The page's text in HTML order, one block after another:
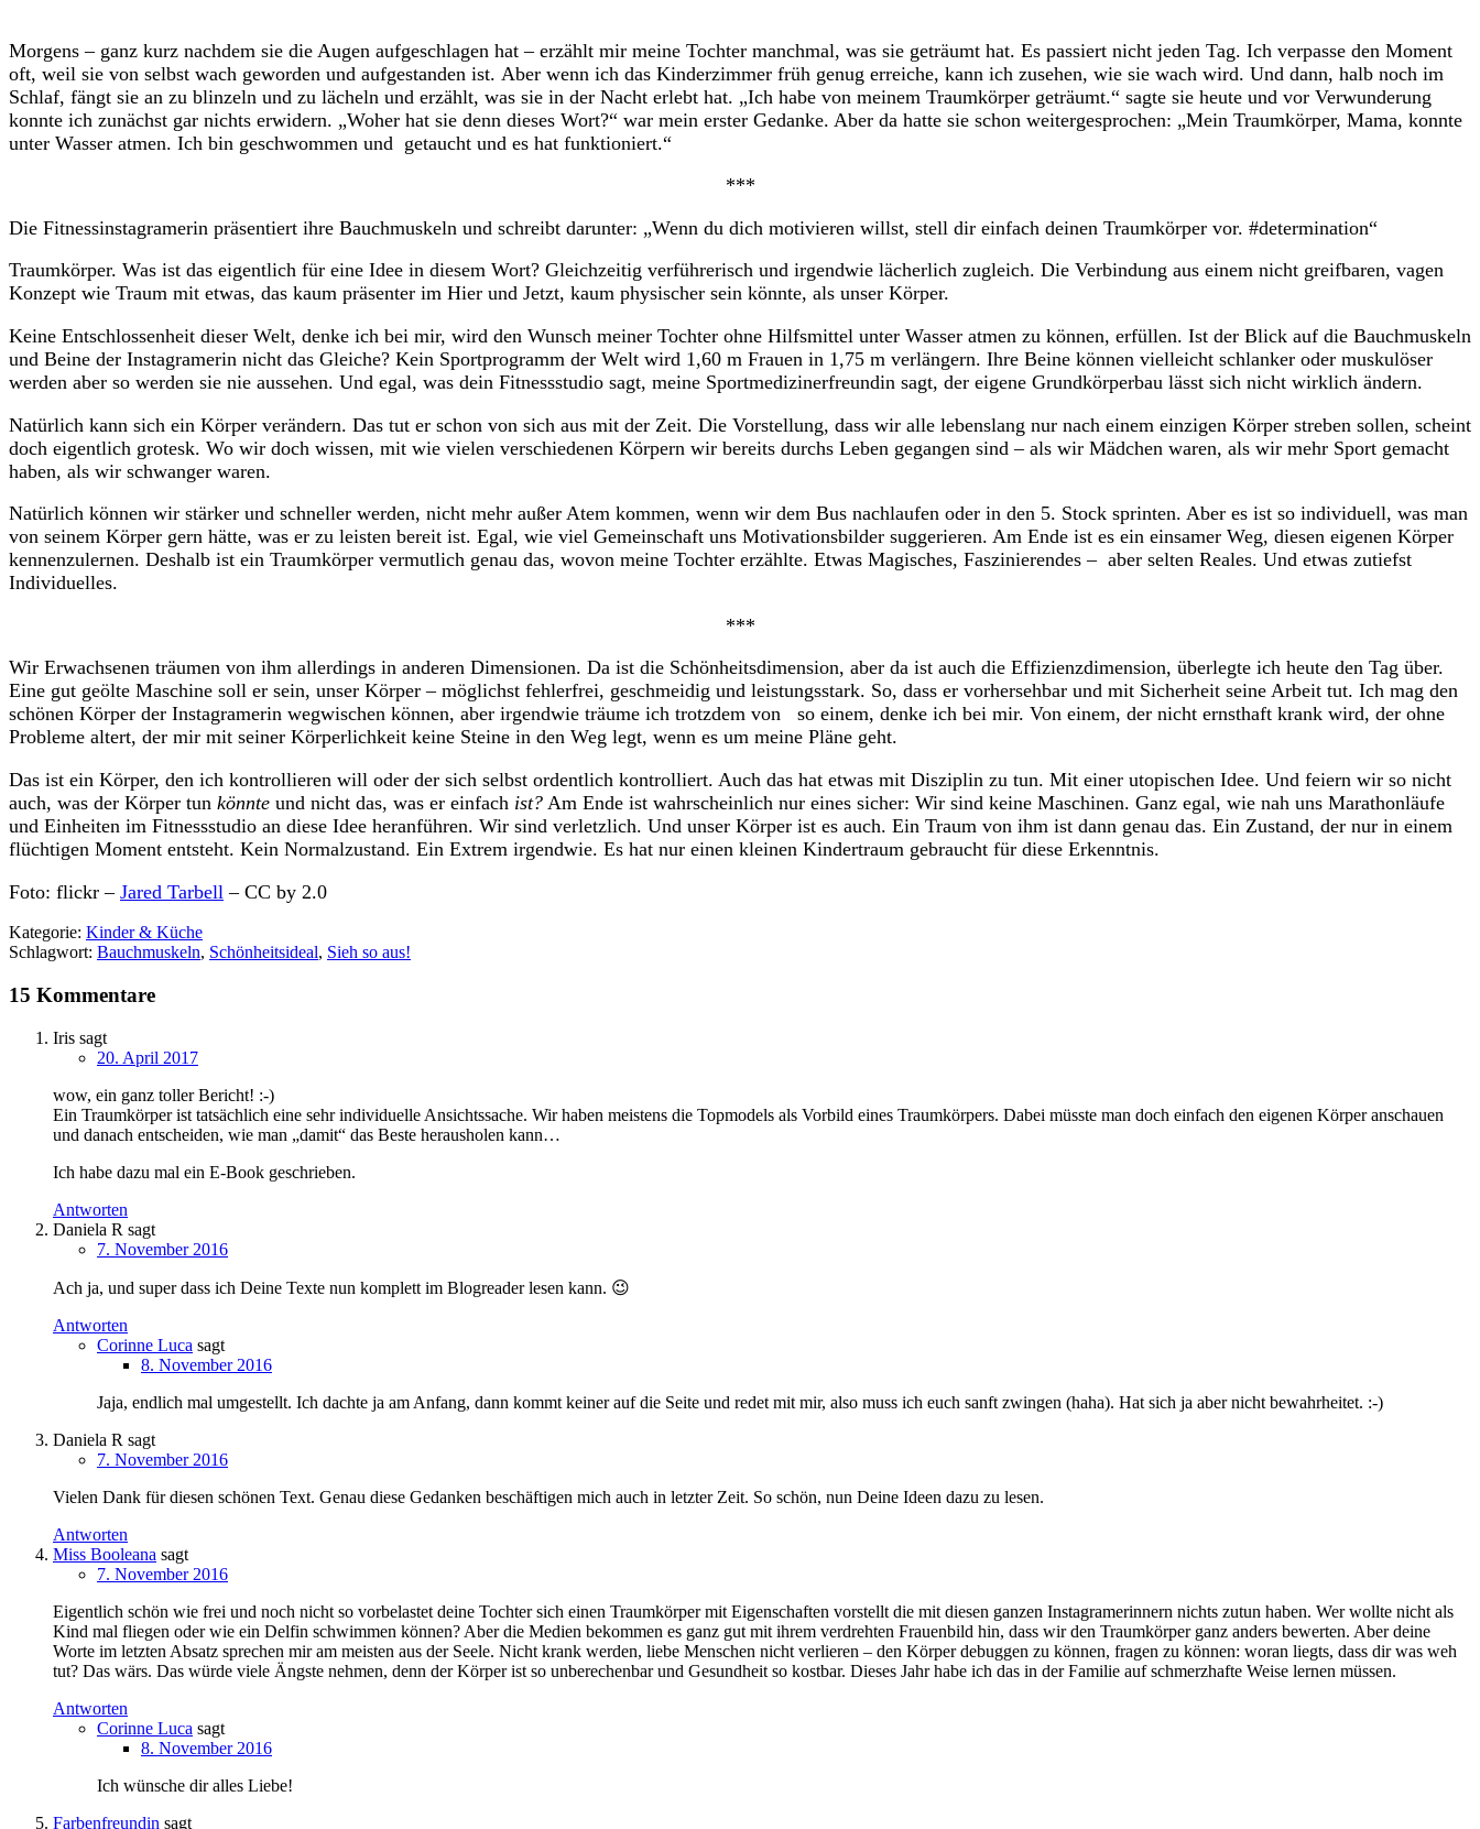
Morgens – ganz kurz nachdem sie die Augen aufgeschlagen hat – erzählt mir meine Tochter manchmal, was sie geträumt hat. Es passiert nicht jeden Tag. Ich verpasse den Moment
oft, weil sie von selbst wach geworden und aufgestanden ist. Aber wenn ich das Kinderzimmer früh genug erreiche, kann ich zusehen, wie sie wach wird. Und dann, halb noch im
Schlaf, fängt sie an zu blinzeln und zu lächeln und erzählt, was sie in der Nacht erlebt hat. „Ich habe von meinem Traumkörper geträumt.“ sagte sie heute und vor Verwunderung
konnte ich zunächst gar nichts erwidern. „Woher hat sie denn dieses Wort?“ war mein erster Gedanke. Aber da hatte sie schon weitergesprochen: „Mein Traumkörper, Mama, konnte
unter Wasser atmen. Ich bin geschwommen und getaucht und es hat funktioniert.“
***
Die Fitnessinstagramerin präsentiert ihre Bauchmuskeln und schreibt darunter: „Wenn du dich motivieren willst, stell dir einfach deinen Traumkörper vor. #determination“
Traumkörper. Was ist das eigentlich für eine Idee in diesem Wort? Gleichzeitig verführerisch und irgendwie lächerlich zugleich. Die Verbindung aus einem nicht greifbaren, vagen
Konzept wie Traum mit etwas, das kaum präsenter im Hier und Jetzt, kaum physischer sein könnte, als unser Körper.
Keine Entschlossenheit dieser Welt, denke ich bei mir, wird den Wunsch meiner Tochter ohne Hilfsmittel unter Wasser atmen zu können, erfüllen. Ist der Blick auf die Bauchmuskeln
und Beine der Instagramerin nicht das Gleiche? Kein Sportprogramm der Welt wird 1,60 m Frauen in 1,75 m verlängern. Ihre Beine können vielleicht schlanker oder muskulöser
werden aber so werden sie nie aussehen. Und egal, was dein Fitnessstudio sagt, meine Sportmedizinerfreundin sagt, der eigene Grundkörperbau lässt sich nicht wirklich ändern.
Natürlich kann sich ein Körper verändern. Das tut er schon von sich aus mit der Zeit. Die Vorstellung, dass wir alle lebenslang nur nach einem einzigen Körper streben sollen, scheint
doch eigentlich grotesk. Wo wir doch wissen, mit wie vielen verschiedenen Körpern wir bereits durchs Leben gegangen sind – als wir Mädchen waren, als wir mehr Sport gemacht
haben, als wir schwanger waren.
Natürlich können wir stärker und schneller werden, nicht mehr außer Atem kommen, wenn wir dem Bus nachlaufen oder in den 5. Stock sprinten. Aber es ist so individuell, was man
von seinem Körper gern hätte, was er zu leisten bereit ist. Egal, wie viel Gemeinschaft uns Motivationsbilder suggerieren. Am Ende ist es ein einsamer Weg, diesen eigenen Körper
kennenzulernen. Deshalb ist ein Traumkörper vermutlich genau das, wovon meine Tochter erzählte. Etwas Magisches, Faszinierendes – aber selten Reales. Und etwas zutiefst
Individuelles.
***
Wir Erwachsenen träumen von ihm allerdings in anderen Dimensionen. Da ist die Schönheitsdimension, aber da ist auch die Effizienzdimension, überlegte ich heute den Tag über.
Eine gut geölte Maschine soll er sein, unser Körper – möglichst fehlerfrei, geschmeidig und leistungsstark. So, dass er vorhersehbar und mit Sicherheit seine Arbeit tut. Ich mag den
schönen Körper der Instagramerin wegwischen können, aber irgendwie träume ich trotzdem von so einem, denke ich bei mir. Von einem, der nicht ernsthaft krank wird, der ohne
Probleme altert, der mir mit seiner Körperlichkeit keine Steine in den Weg legt, wenn es um meine Pläne geht.
Das ist ein Körper, den ich kontrollieren will oder der sich selbst ordentlich kontrolliert. Auch das hat etwas mit Disziplin zu tun. Mit einer utopischen Idee. Und feiern wir so nicht
auch, was der Körper tun könnte und nicht das, was er einfach ist? Am Ende ist wahrscheinlich nur eines sicher: Wir sind keine Maschinen. Ganz egal, wie nah uns Marathonläufe
und Einheiten im Fitnessstudio an diese Idee heranführen. Wir sind verletzlich. Und unser Körper ist es auch. Ein Traum von ihm ist dann genau das. Ein Zustand, der nur in einem
flüchtigen Moment entsteht. Kein Normalzustand. Ein Extrem irgendwie. Es hat nur einen kleinen Kindertraum gebraucht für diese Erkenntnis.
Foto: flickr – Jared Tarbell – CC by 2.0
Kategorie: Kinder & Küche
Schlagwort: Bauchmuskeln, Schönheitsideal, Sieh so aus!
15 Kommentare
Iris sagt
20. April 2017
wow, ein ganz toller Bericht! :-)
Ein Traumkörper ist tatsächlich eine sehr individuelle Ansichtssache. Wir haben meistens die Topmodels als Vorbild eines Traumkörpers. Dabei müsste man doch einfach den eigenen Körper anschauen
und danach entscheiden, wie man „damit“ das Beste herausholen kann…
Ich habe dazu mal ein E-Book geschrieben.
Antworten
Daniela R sagt
7. November 2016
Ach ja, und super dass ich Deine Texte nun komplett im Blogreader lesen kann. 😉
Antworten
Corinne Luca sagt
8. November 2016
Jaja, endlich mal umgestellt. Ich dachte ja am Anfang, dann kommt keiner auf die Seite und redet mit mir, also muss ich euch sanft zwingen (haha). Hat sich ja aber nicht bewahrheitet. :-)
Daniela R sagt
7. November 2016
Vielen Dank für diesen schönen Text. Genau diese Gedanken beschäftigen mich auch in letzter Zeit. So schön, nun Deine Ideen dazu zu lesen.
Antworten
Miss Booleana sagt
7. November 2016
Eigentlich schön wie frei und noch nicht so vorbelastet deine Tochter sich einen Traumkörper mit Eigenschaften vorstellt die mit diesen ganzen Instagramerinnern nichts zutun haben. Wer wollte nicht als
Kind mal fliegen oder wie ein Delfin schwimmen können? Aber die Medien bekommen es ganz gut mit ihrem verdrehten Frauenbild hin, dass wir den Traumkörper ganz anders bewerten. Aber deine
Worte im letzten Absatz sprechen mir am meisten aus der Seele. Nicht krank werden, liebe Menschen nicht verlieren – den Körper debuggen zu können, fragen zu können: woran liegts, dass dir was weh
tut? Das wärs. Das würde viele Ängste nehmen, denn der Körper ist so unberechenbar und Gesundheit so kostbar. Dieses Jahr habe ich das in der Familie auf schmerzhafte Weise lernen müssen.
Antworten
Corinne Luca sagt
8. November 2016
Ich wünsche dir alles Liebe!
Farbenfreundin sagt